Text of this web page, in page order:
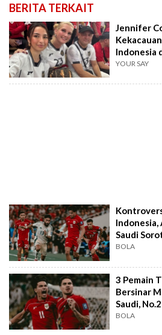
BERITA TERKAIT
Jennifer
Indonesia
YOUR SAY
Indonesia,
Saudi
BOLA
3 Pemain
Bersinar
Saudi,
BOLA